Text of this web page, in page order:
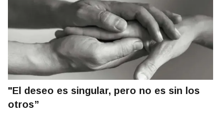
"El deseo es singular, pero no es sin los
otros”